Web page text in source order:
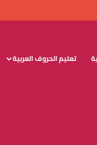
تعليم الحروف العربية